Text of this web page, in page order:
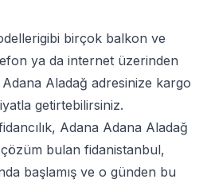
gibi birçok balkon ve
ya da internet üzerinden
Aladağ adresinize kargo
getirtebilirsiniz.
Adana Adana Aladağ
çözüm bulan fidanistanbul,
başlamış ve o günden bu